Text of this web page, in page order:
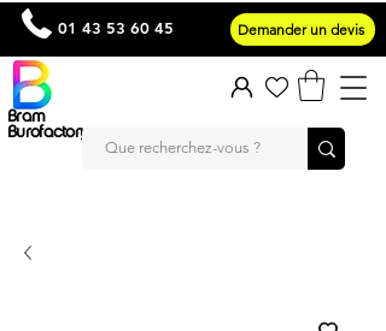
Bram
Burofactory
01 43 53 60 45 Demander un devis